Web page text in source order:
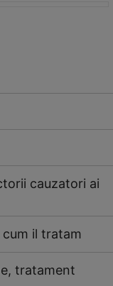
cauzatori ai
cum il tratam
tratament